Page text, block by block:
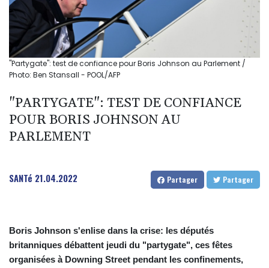
"Partygate": test de confiance pour Boris Johnson au Parlement /
Photo: Ben Stansall - POOL/AFP
"PARTYGATE": TEST DE CONFIANCE
POUR BORIS JOHNSON AU
PARLEMENT
SANTé 21.04.2022 Partager Partager
Boris Johnson s'enlise dans la crise: les députés
britanniques débattent jeudi du "partygate", ces fêtes
organisées à Downing Street pendant les confinements,